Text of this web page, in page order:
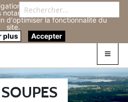
sur ce site, vous acceptez
pour réaliser des
d'optimiser la fonctionnalité du
site.
plus
Accepter
Connexion